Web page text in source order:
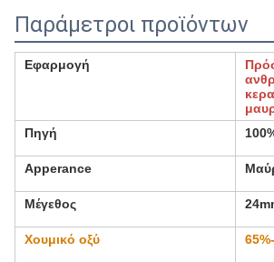
Παράμετροι προϊόντων
Εφαρμογή
Πηγή
Apperance
Μέγεθος
Χουμικό οξύ